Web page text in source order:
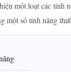
một loạt các tính
một số tính năng